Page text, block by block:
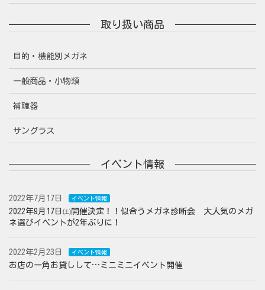
取り扱い商品
目的・機能別メガネ
一般商品・小物類
補聴器
サングラス
イベント情報
2022年7月17日 イベント情報
2022年9月17日㈯開催決定！！似合うメガネ診断会 大人気のメガ
ネ選びイベントが2年ぶりに！
2022年2月23日 イベント情報
お店の一角お貸しして…ミニミニイベント開催